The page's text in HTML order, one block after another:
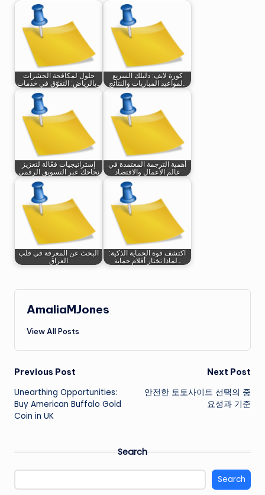
حلول لمكافحة الحشرات
بالرياض: التفوّق في خدمات…
كورة لايف: دليلك السريع
لمواعيد المباريات والنتائج…
إستراتيجيات فعّالة لتعزيز
نجاحك عبر التسويق الرقمي
أهمية الترجمة المعتمدة في
عالم الأعمال والاقتصاد
البحث عن المعرفة في قلب
العراق
اكتشف قوة الحماية الذكية:
لماذا تختار أفلام حماية…
AmaliaMJones
View All Posts
Post
navigation
Previous Post
Unearthing Opportunities:
Buy American Buffalo Gold
Coin in UK
Next Post
안전한 토토사이트 선택의 중
요성과 기준
Search
Search